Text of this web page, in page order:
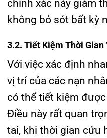
chính xác này giảm
không bỏ sót bất kỳ
3.2. Tiết Kiệm Thời Gian
Với việc xác định
vị trí của các nạn
có thể tiết kiệm
Điều này rất quan
tai, khi thời gian cứu